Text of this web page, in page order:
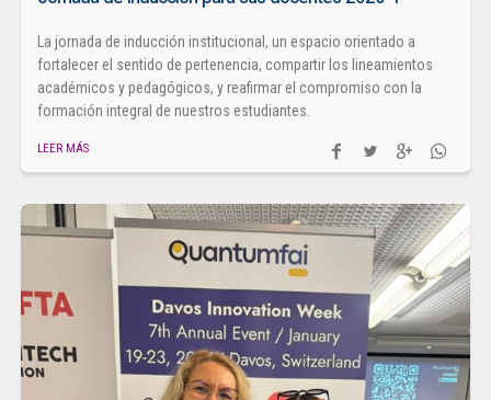
La jornada de inducción institucional, un espacio orientado a
fortalecer el sentido de pertenencia, compartir los lineamientos
académicos y pedagógicos, y reafirmar el compromiso con la
formación integral de nuestros estudiantes.
LEER MÁS